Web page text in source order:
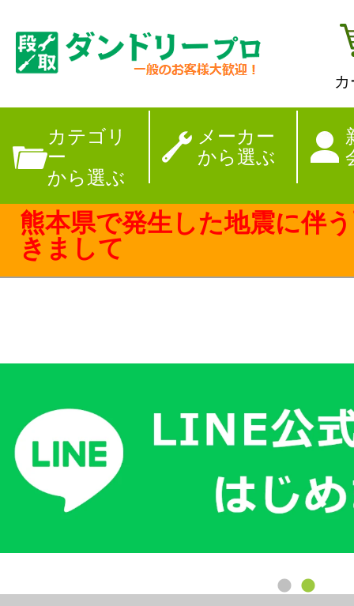
カテゴリ
ー
から選ぶ
メーカー
から選ぶ
【夏季休暇のお
熊本県で発生した地震に伴
きまして